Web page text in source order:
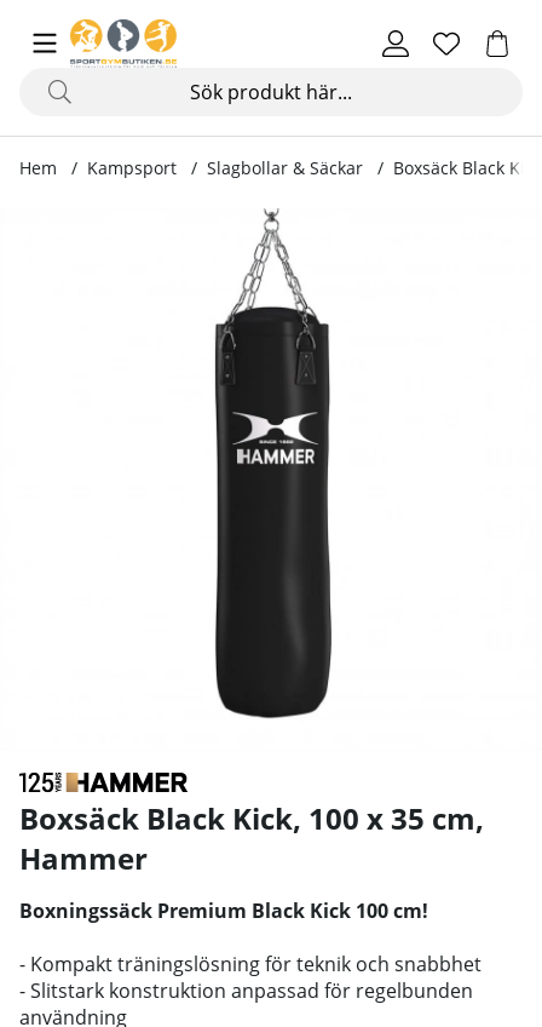
Hem Kampsport Slagbollar & Säckar Boxsäck Black
Produktbilder Boxsäck Black Kick, 100 x 35 cm
Boxsäck Black Kick, 100 x 35 cm,
Hammer
Boxningssäck Premium Black Kick 100 cm!
- Kompakt träningslösning för teknik och snabbhet
- Slitstark konstruktion anpassad för regelbunden
användning